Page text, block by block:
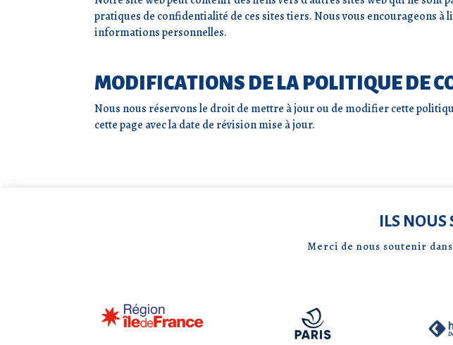
pratiques de confidentialité de ces sites tiers. Nous vous encourageons
informations personnelles.
MODIFICATIONS DE LA POLITIQUE DE
Nous nous réservons le droit de mettre à jour ou de modifier cette
cette page avec la date de révision mise à jour.
ILS NOUS
Merci de nous soutenir